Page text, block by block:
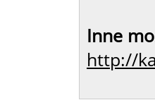
Inne
http://